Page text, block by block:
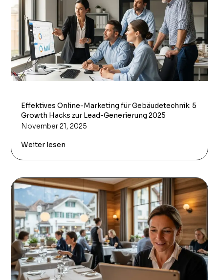
Effektives Online-Marketing für Gebäudetechnik: 5
Growth Hacks zur Lead-Generierung 2025
November 21, 2025
Weiter lesen